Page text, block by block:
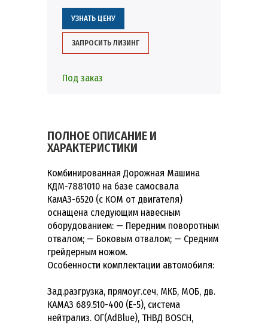
УЗНАТЬ ЦЕНУ
ЗАПРОСИТЬ ЛИЗИНГ
Под заказ
ПОЛНОЕ ОПИСАНИЕ И
ХАРАКТЕРИСТИКИ
Комбинированная Дорожная Машина
КДМ-7881010 на базе самосвала
КамАЗ-6520 (с КОМ от двигателя)
оснащена следующим навесным
оборудованием: — Передним поворотным
отвалом; — Боковым отвалом; — Средним
грейдерным ножом.
Особенности комплектации автомобиля:
Зад.разгрузка, прямоуг.сеч, МКБ, МОБ, дв.
КАМАЗ 689.510-400 (Е-5), система
нейтрализ. ОГ(AdBlue), ТНВД BOSCH,